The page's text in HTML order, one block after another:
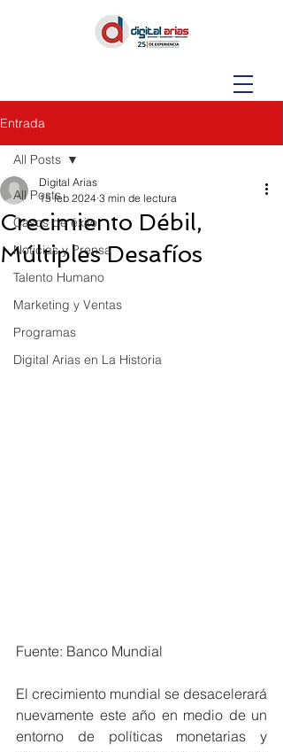
Entrada
All Posts
Casos de éxito
Noticias y Prensa
Talento Humano
Marketing y Ventas
Programas
Digital Arias en La Historia
All Posts
Crecimiento Débil,
Múltiples Desafíos
Digital Arias
15 feb 2024 3 min de lectura
Fuente: Banco Mundial
El crecimiento mundial se desacelerará
nuevamente este año en medio de un
entorno de políticas monetarias y